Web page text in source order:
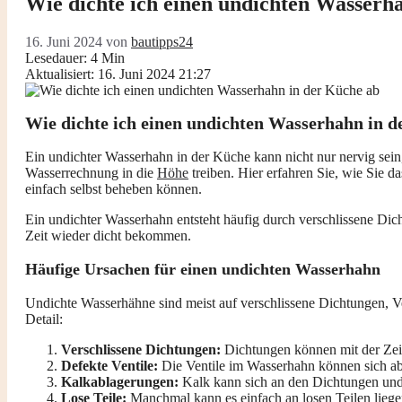
16. Juni 2024 von bautipps24
Lesedauer: 4 Min
Aktualisiert: 16. Juni 2024 21:27
Wie dichte ich einen undichten Wasserhahn in
Ein undichter Wasserhahn in der Küche kann nicht nur nervig
Wasserrechnung in die Höhe treiben. Hier erfahren Sie, wie Sie
einfach selbst beheben können.
Ein undichter Wasserhahn entsteht häufig durch verschlissene
Zeit wieder dicht bekommen.
Häufige Ursachen für einen undichten Wasserhahn
Undichte Wasserhähne sind meist auf verschlissene
Detail:
Verschlissene Dichtungen: Dichtungen können mit der
Defekte Ventile: Die Ventile im Wasserhahn können sich
Kalkablagerungen: Kalk kann sich an den Dichtungen
Lose Teile: Manchmal kann es einfach an losen Teilen